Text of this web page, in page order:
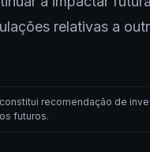
relativas a
recomendação de
futuros.